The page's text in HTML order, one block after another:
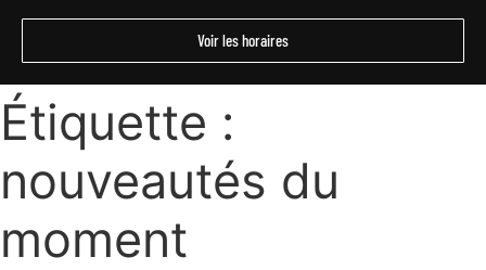
Voir les horaires
Étiquette :
nouveautés du
moment